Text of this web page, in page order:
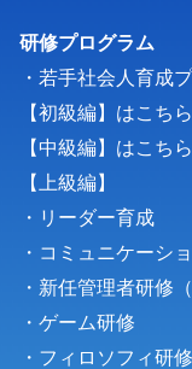
研修プログラム
・若手社会人育成
【初級編】はこちら
【中級編】はこちら
【上級編】
・リーダー育成
・コミュニケーシ
・新任管理者研修
・ゲーム研修
・フィロソフィ研修